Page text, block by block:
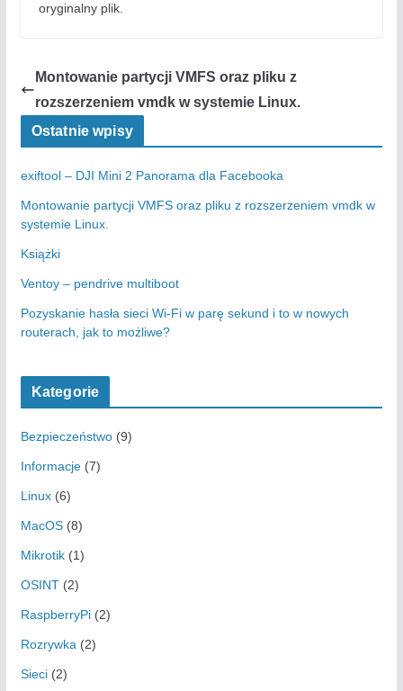
oryginalny plik.
Montowanie partycji VMFS oraz pliku z
rozszerzeniem vmdk w systemie Linux.
Ostatnie wpisy
exiftool – DJI Mini 2 Panorama dla Facebooka
Montowanie partycji VMFS oraz pliku z rozszerzeniem vmdk w
systemie Linux.
Książki
Ventoy – pendrive multiboot
Pozyskanie hasła sieci Wi-Fi w parę sekund i to w nowych
routerach, jak to możliwe?
Kategorie
Bezpieczeństwo(9)
Informacje(7)
Linux(6)
MacOS(8)
Mikrotik(1)
OSINT(2)
RaspberryPi(2)
Rozrywka (2)
Sieci(2)